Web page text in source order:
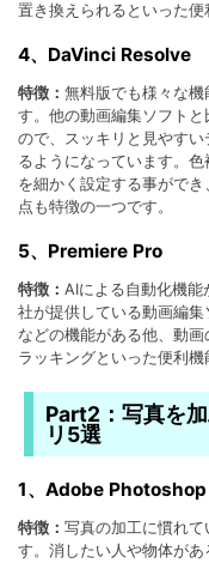
置き換えられるといった便
4、DaVinci Resolve
特徴： 無料版でも様々な
す。他の動画編集ソフト
ので、スッキリと見やす
るようになっています。
を細かく設定する事がで
点も特徴の一つです。
5、Premiere Pro
特徴： AIによる自動化機
社が提供している動画編
などの機能がある他、動
ラッキングといった便利
Part2：写真を
リ5選
1、Adobe
特徴： 写真の加工に慣れ
す。消したい人や物体が